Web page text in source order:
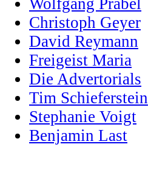
Wolfgang Prabel
Christoph Geyer
David Reymann
Freigeist Maria
Die Advertorials
Tim Schieferstein
Stephanie Voigt
Benjamin Last